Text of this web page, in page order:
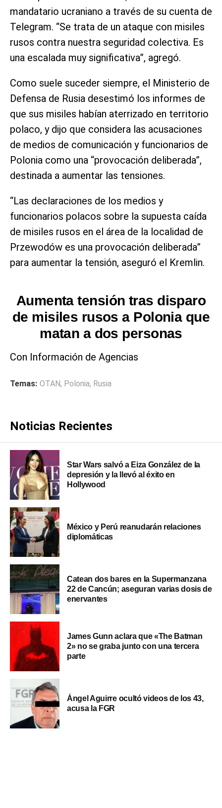
mandatario ucraniano a través de su cuenta de
Telegram. “Se trata de un ataque con misiles
rusos contra nuestra seguridad colectiva. Es
una escalada muy significativa”, agregó.
Como suele suceder siempre, el Ministerio de
Defensa de Rusia desestimó los informes de
que sus misiles habían aterrizado en territorio
polaco, y dijo que considera las acusaciones
de medios de comunicación y funcionarios de
Polonia como una “provocación deliberada”,
destinada a aumentar las tensiones.
“Las declaraciones de los medios y
funcionarios polacos sobre la supuesta caída
de misiles rusos en el área de la localidad de
Przewodów es una provocación deliberada”
para aumentar la tensión, aseguró el Kremlin.
Aumenta tensión tras disparo
de misiles rusos a Polonia que
matan a dos personas
Con Información de Agencias
Temas: OTAN, Polonia, Rusia
Noticias Recientes
Star Wars salvó a Eiza González de la
depresión y la llevó al éxito en
Hollywood
México y Perú reanudarán relaciones
diplomáticas
Catean dos bares en la Supermanzana
22 de Cancún; aseguran varias dosis de
enervantes
James Gunn aclara que «The Batman
2» no se graba junto con una tercera
parte
Ángel Aguirre ocultó videos de los 43,
acusa la FGR